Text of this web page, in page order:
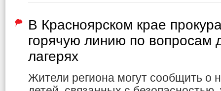
В Красноярском крае
горячую линию по вопросам
лагерях
Жители региона могут сообщить о